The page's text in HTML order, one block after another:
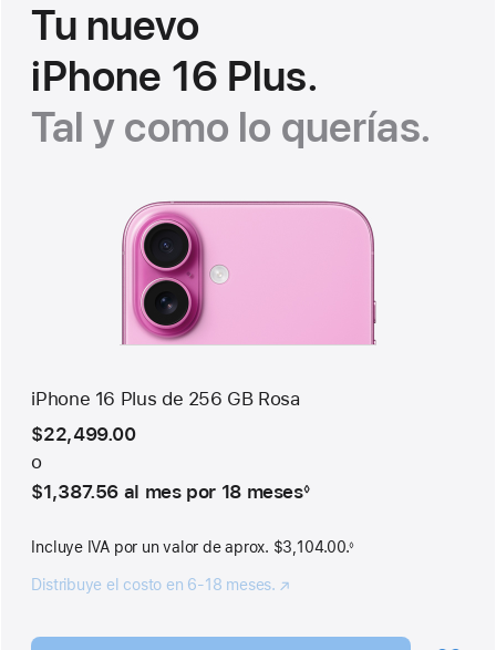
Tu nuevo
iPhone 16 Plus.
Tal y como lo querías.
iPhone 16 Plus de 256 GB Rosa
$22,499.00
o
$1,387.56 al mes al
por 18 mesesmeses
al
◊
Incluye IVA por un valor de aprox. $3,104.00.
pie
◊
Distribuye el costo en 6-18 meses.